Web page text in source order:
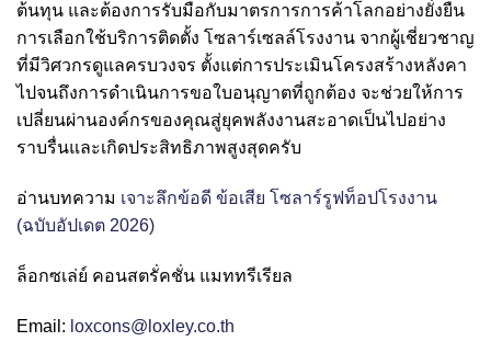
ต้นทุน และต้องการรับมือกับมาตรการการค้าโลกอย่างยั่งยืน
การเลือกใช้บริการติดตั้ง โซลาร์เซลล์โรงงาน จากผู้เชี่ยวชาญ
ที่มีวิศวกรดูแลครบวงจร ตั้งแต่การประเมินโครงสร้างหลังคา
ไปจนถึงการดำเนินการขอใบอนุญาตที่ถูกต้อง จะช่วยให้การ
เปลี่ยนผ่านองค์กรของคุณสู่ยุคพลังงานสะอาดเป็นไปอย่าง
ราบรื่นและเกิดประสิทธิภาพสูงสุดครับ
อ่านบทความ เจาะลึกข้อดี ข้อเสีย โซลาร์รูฟท็อปโรงงาน
(ฉบับอัปเดต 2026)
ล็อกซเล่ย์ คอนสตรั่คชั่น แมททรีเรียล
Email: loxcons@loxley.co.th